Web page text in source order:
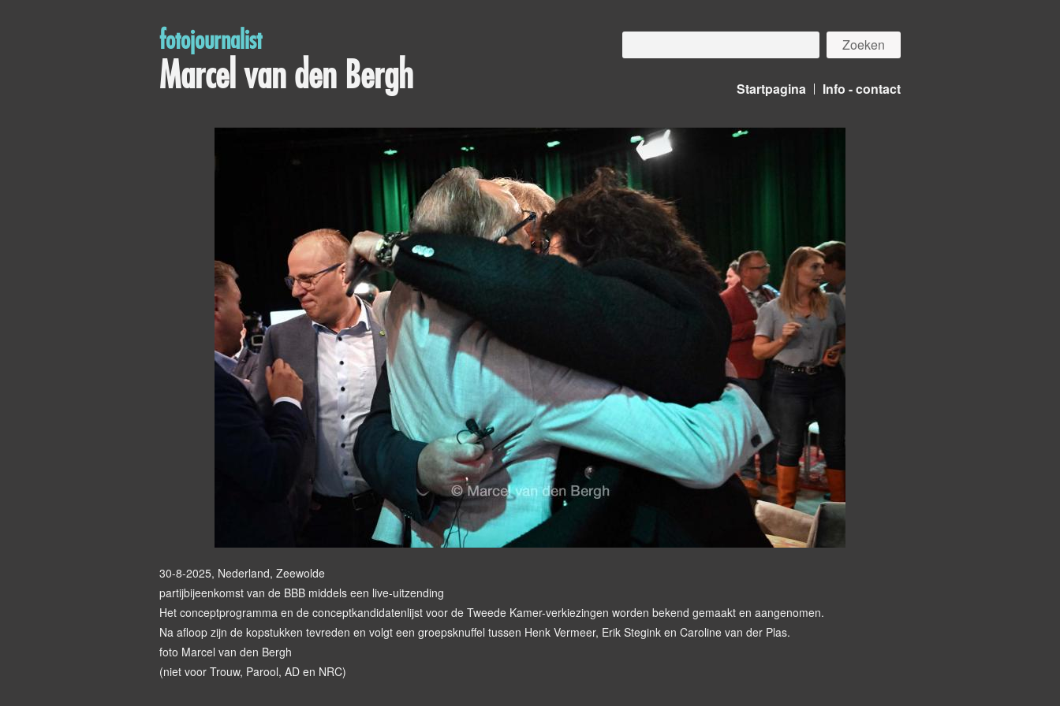
fotojournalist
Marcel van den Bergh Startpagina Info - contact
30-8-2025, Nederland, Zeewolde
partijbijeenkomst van de BBB middels een live-uitzending
Het conceptprogramma en de conceptkandidatenlijst voor de Tweede Kamer-verkiezingen worden bekend gemaakt en aangenomen.
Na afloop zijn de kopstukken tevreden en volgt een groepsknuffel tussen Henk Vermeer, Erik Stegink en Caroline van der Plas.
foto Marcel van den Bergh
(niet voor Trouw, Parool, AD en NRC)